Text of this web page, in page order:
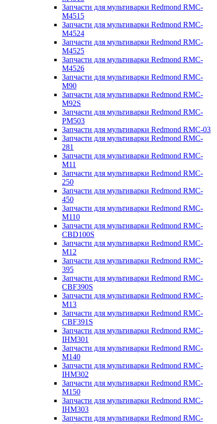
Запчасти для мультиварки Redmond RMC-
M4515
Запчасти для мультиварки Redmond RMC-
M4524
Запчасти для мультиварки Redmond RMC-
M4525
Запчасти для мультиварки Redmond RMC-
M4526
Запчасти для мультиварки Redmond RMC-
M90
Запчасти для мультиварки Redmond RMC-
M92S
Запчасти для мультиварки Redmond RMC-
PM503
Запчасти для мультиварки Redmond RMC-03
Запчасти для мультиварки Redmond RMC-
281
Запчасти для мультиварки Redmond RMC-
M11
Запчасти для мультиварки Redmond RMC-
250
Запчасти для мультиварки Redmond RMC-
450
Запчасти для мультиварки Redmond RMC-
M110
Запчасти для мультиварки Redmond RMC-
CBD100S
Запчасти для мультиварки Redmond RMC-
M12
Запчасти для мультиварки Redmond RMC-
395
Запчасти для мультиварки Redmond RMC-
CBF390S
Запчасти для мультиварки Redmond RMC-
M13
Запчасти для мультиварки Redmond RMC-
CBF391S
Запчасти для мультиварки Redmond RMC-
IHM301
Запчасти для мультиварки Redmond RMC-
M140
Запчасти для мультиварки Redmond RMC-
IHM302
Запчасти для мультиварки Redmond RMC-
M150
Запчасти для мультиварки Redmond RMC-
IHM303
Запчасти для мультиварки Redmond RMC-